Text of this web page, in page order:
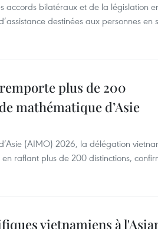
accords bilatéraux et de la législation
destinées aux personnes en
plus de 200
mathématique d’Asie
(AIMO) 2026, la délégation
raflant plus de 200 distinctions,
vietnamiens à